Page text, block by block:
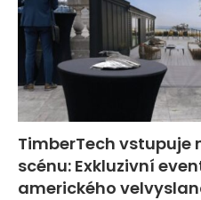
TimberTech vstupuje
scénu: Exkluzivní
amerického